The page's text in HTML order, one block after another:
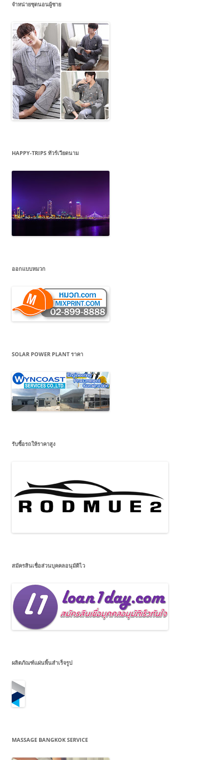
จำหน่ายชุดนอนผู้ชาย
HAPPY-TRIPS ทัวร์เวียดนาม
ออกแบบหมวก
SOLAR POWER PLANT ราคา
รับซื้อรถให้ราคาสูง
สมัครสินเชื่อส่วนบุคคลอนุมัติไว
ผลิตภัณฑ์แผ่นพื้นสำเร็จรูป
MASSAGE BANGKOK SERVICE